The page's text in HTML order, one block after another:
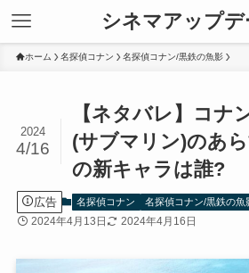
シネマアップ
ホーム 名探偵コナン 名探偵コナン/黒鉄の魚影
【ネタバレ】コナ
(サブマリン)のあ
の新キャラは誰?
2024
4/16
広告 名探偵コナン 名探偵コナン/黒鉄の魚
2024年4月13日 2024年4月16日